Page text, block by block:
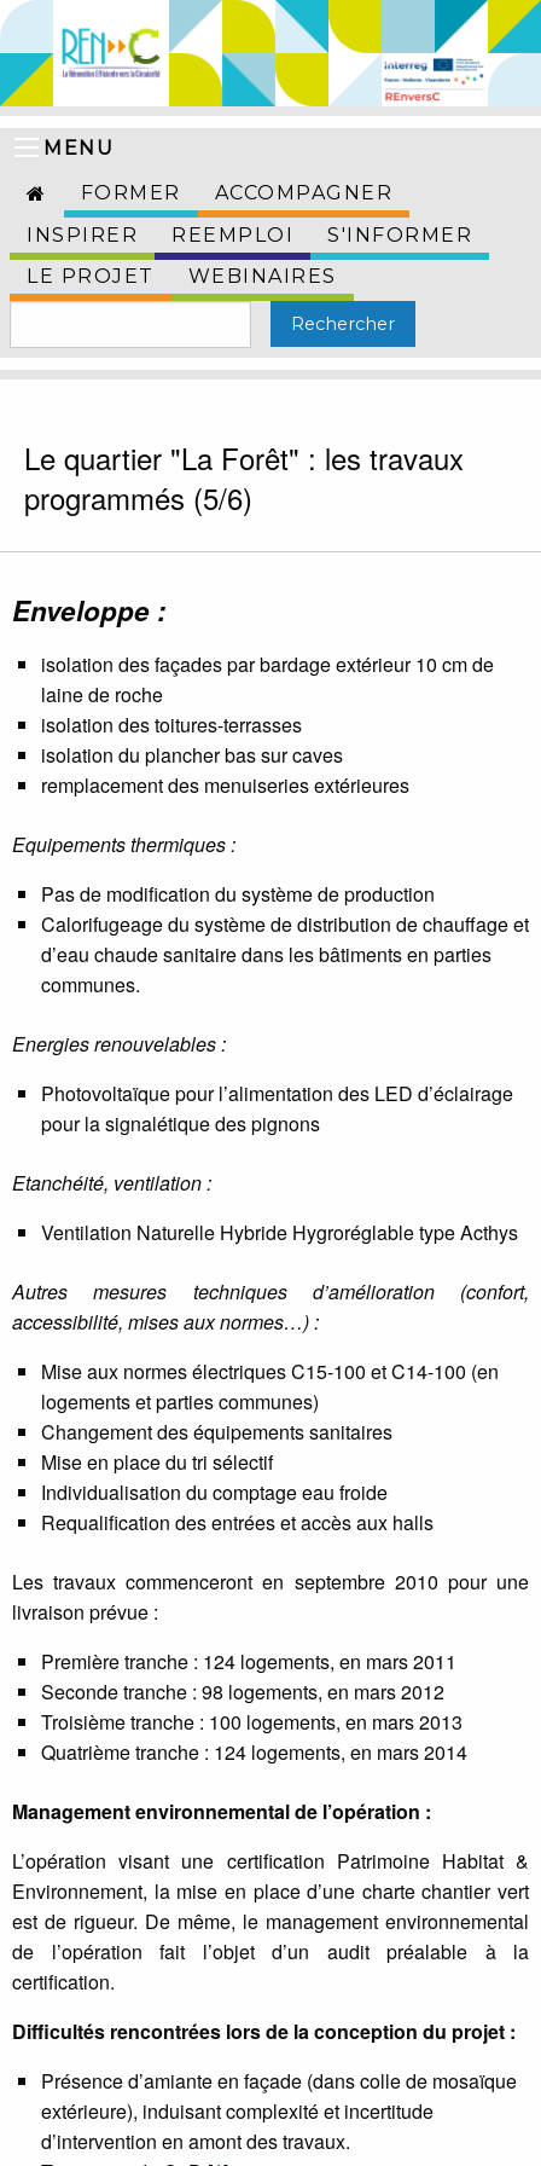
MENU
FORMER
ACCOMPAGNER
INSPIRER
REEMPLOI
S'INFORMER
LE PROJET
WEBINAIRES
Le quartier "La Forêt" : les travaux
programmés (5/6)
Enveloppe :
isolation des façades par bardage extérieur 10 cm de
laine de roche
isolation des toitures-terrasses
isolation du plancher bas sur caves
remplacement des menuiseries extérieures
Equipements thermiques :
Pas de modification du système de production
Calorifugeage du système de distribution de chauffage et
d’eau chaude sanitaire dans les bâtiments en parties
communes.
Energies renouvelables :
Photovoltaïque pour l’alimentation des LED d’éclairage
pour la signalétique des pignons
Etanchéité, ventilation :
Ventilation Naturelle Hybride Hygroréglable type Acthys
Autres mesures techniques d’amélioration (confort,
accessibilité, mises aux normes…) :
Mise aux normes électriques C15-100 et C14-100 (en
logements et parties communes)
Changement des équipements sanitaires
Mise en place du tri sélectif
Individualisation du comptage eau froide
Requalification des entrées et accès aux halls
Les travaux commenceront en septembre 2010 pour une
livraison prévue :
Première tranche : 124 logements, en mars 2011
Seconde tranche : 98 logements, en mars 2012
Troisième tranche : 100 logements, en mars 2013
Quatrième tranche : 124 logements, en mars 2014
Management environnemental de l’opération :
L’opération visant une certification Patrimoine Habitat &
Environnement, la mise en place d’une charte chantier vert
est de rigueur. De même, le management environnemental
de l’opération fait l’objet d’un audit préalable à la
certification.
Difficultés rencontrées lors de la conception du projet :
Présence d’amiante en façade (dans colle de mosaïque
extérieure), induisant complexité et incertitude
d’intervention en amont des travaux.